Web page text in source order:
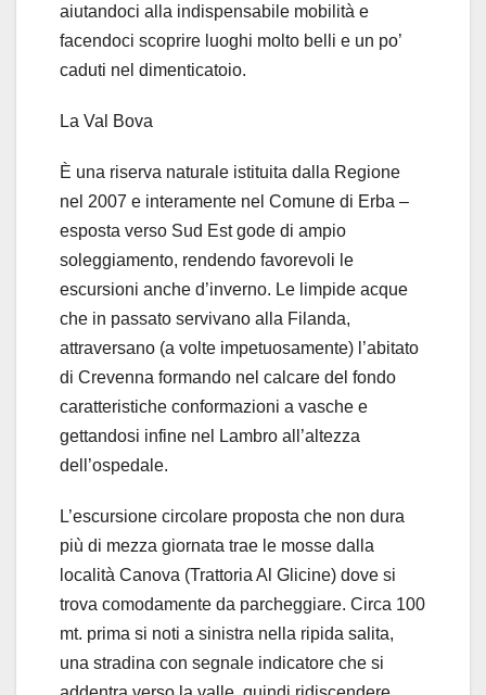
aiutandoci alla indispensabile mobilità e
facendoci scoprire luoghi molto belli e un po’
caduti nel dimenticatoio.
La Val Bova
È una riserva naturale istituita dalla Regione
nel 2007 e interamente nel Comune di Erba –
esposta verso Sud Est gode di ampio
soleggiamento, rendendo favorevoli le
escursioni anche d’inverno. Le limpide acque
che in passato servivano alla Filanda,
attraversano (a volte impetuosamente) l’abitato
di Crevenna formando nel calcare del fondo
caratteristiche conformazioni a vasche e
gettandosi infine nel Lambro all’altezza
dell’ospedale.
L’escursione circolare proposta che non dura
più di mezza giornata trae le mosse dalla
località Canova (Trattoria Al Glicine) dove si
trova comodamente da parcheggiare. Circa 100
mt. prima si noti a sinistra nella ripida salita,
una stradina con segnale indicatore che si